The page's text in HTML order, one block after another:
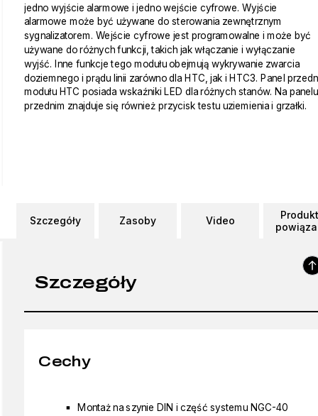
jedno wyjście alarmowe i jedno wejście cyfrowe. Wyjście
alarmowe może być używane do sterowania zewnętrznym
sygnalizatorem. Wejście cyfrowe jest programowalne i może być
używane do różnych funkcji, takich jak włączanie i wyłączanie
wyjść. Inne funkcje tego modułu obejmują wykrywanie zwarcia
doziemnego i prądu linii zarówno dla HTC, jak i HTC3. Panel
modułu HTC posiada wskaźniki LED dla różnych stanów. Na panelu
przednim znajduje się również przycisk testu uziemienia i grzałki.
Szczegóły Zasoby Video
Szczegóły
Cechy
Montaż na szynie DIN i część systemu NGC-40